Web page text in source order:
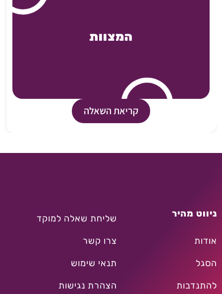
המצוות
קריאת השאלה
ניווט מהיר
אודות
הסגל
להתנדבות
שליחת שאלה למוקד
צרו קשר
תנאי שימוש
הצהרת נגישות